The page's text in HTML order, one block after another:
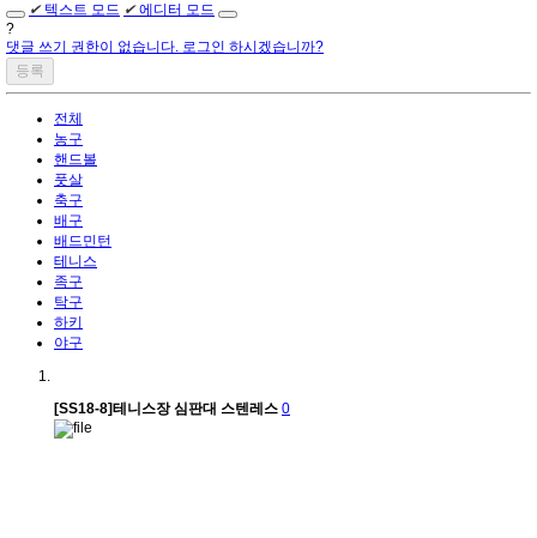
✔ 텍스트 모드 ✔에디터 모드
?
댓글 쓰기 권한이 없습니다. 로그인 하시겠습니까?
전체
농구
핸드볼
풋살
축구
배구
배드민턴
테니스
족구
탁구
하키
야구
[SS18-8]테니스장 심판대 스텐레스 0